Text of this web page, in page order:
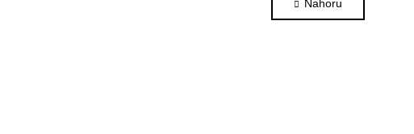
l
á
n
k
Nahoru